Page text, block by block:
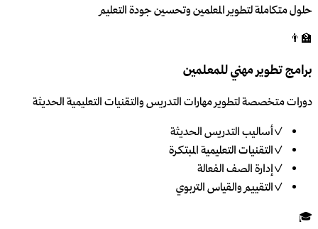
حلول متكاملة لتطوير المعلمين وتحسين جودة التعليم
👨‍🏫
برامج تطوير مهني للمعلمين
دورات متخصصة لتطوير مهارات التدريس والتقنيات التعليمية الحديثة
✓أساليب التدريس الحديثة
✓التقنيات التعليمية المبتكرة
✓إدارة الصف الفعالة
✓التقييم والقياس التربوي
🎓